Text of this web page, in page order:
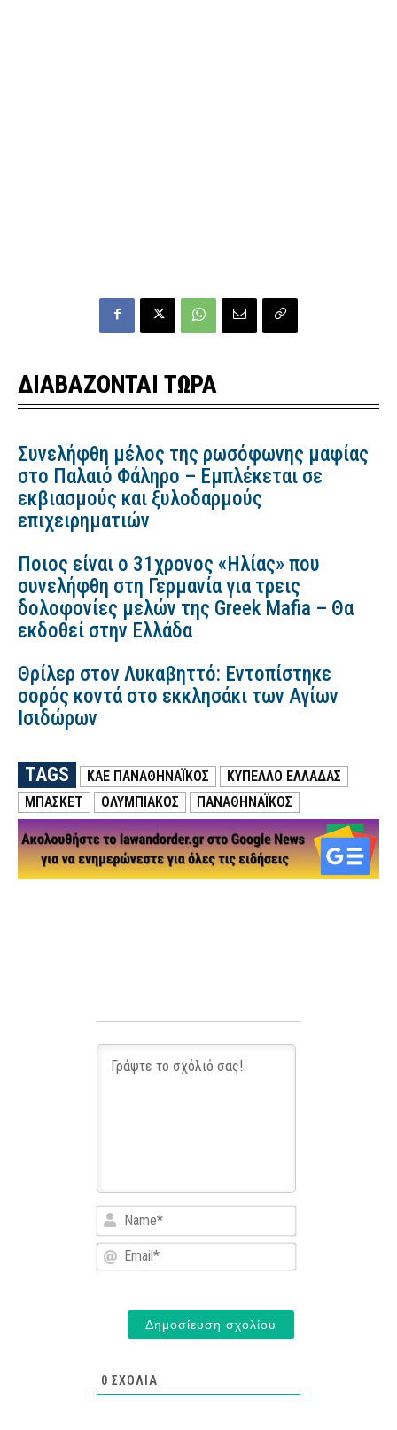
ΔΙΑΒΑΖΟΝΤΑΙ ΤΩΡΑ
Συνελήφθη μέλος της ρωσόφωνης μαφίας
στο Παλαιό Φάληρο – Εμπλέκεται σε
εκβιασμούς και ξυλοδαρμούς
επιχειρηματιών
Ποιος είναι ο 31χρονος «Ηλίας» που
συνελήφθη στη Γερμανία για τρεις
δολοφονίες μελών της Greek Mafia – Θα
εκδοθεί στην Ελλάδα
Θρίλερ στον Λυκαβηττό: Εντοπίστηκε
σορός κοντά στο εκκλησάκι των Αγίων
Ισιδώρων
TAGS ΚΑΕ ΠΑΝΑΘΗΝΑΪΚΟΣ
ΚΥΠΕΛΛΟ ΕΛΛΑΔΑΣ
ΜΠΑΣΚΕΤ
ΟΛΥΜΠΙΑΚΟΣ ΠΑΝΑΘΗΝΑΪΚΟΣ
Name*
Email*
0 ΣΧΌΛΙΑ